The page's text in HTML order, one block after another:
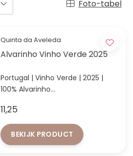
Foto-tabel
Quinta da Aveleda
Alvarinho Vinho Verde 2025
Portugal | Vinho Verde | 2025 |
100% Alvarinho
Enthusiast
11,25
BEKIJK PRODUCT